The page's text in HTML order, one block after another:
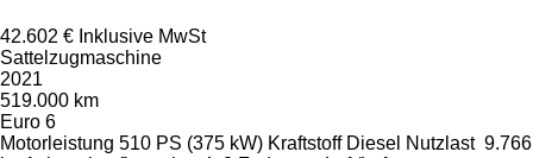
42.602 € Inklusive MwSt
Sattelzugmaschine
2021
519.000 km
Euro 6
Motorleistung 510 PS (375 kW) Kraftstoff Diesel Nutzlast 9.766